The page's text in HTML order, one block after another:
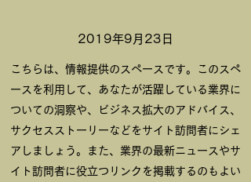
2019年9月23日
こちらは、情報提供のスペースです。このスペ
ースを利用して、あなたが活躍している業界に
ついての洞察や、ビジネス拡大のアドバイス、
サクセスストーリーなどをサイト訪問者にシェ
アしましょう。また、業界の最新ニュースやサ
イト訪問者に役立つリンクを掲載するのもよい